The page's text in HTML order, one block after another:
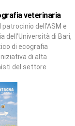
veterinaria
patrocinio dell’ASM e
dell’Università di Bari,
di ecografia
di alta
del settore